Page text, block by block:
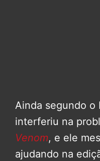
Ainda segundo o
interferiu na
Venom, e ele
ajudando na